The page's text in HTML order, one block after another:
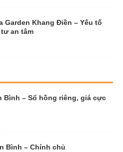
Garden Khang Điền – Yếu tố
an tâm
Bình – Sổ hồng riêng, giá cực
Bình – Chính chủ